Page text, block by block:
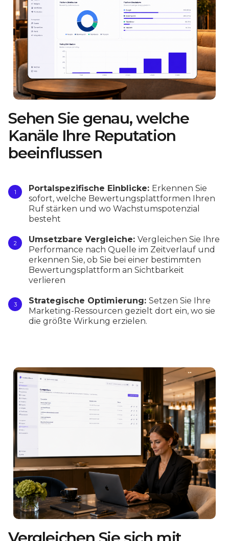
Sehen Sie genau, welche
Kanäle Ihre Reputation
beeinflussen
Portalspezifische Einblicke: Erkennen Sie
sofort, welche Bewertungsplattformen Ihren
Ruf stärken und wo Wachstumspotenzial
besteht
Umsetzbare Vergleiche: Vergleichen Sie Ihre
Performance nach Quelle im Zeitverlauf und
erkennen Sie, ob Sie bei einer bestimmten
Bewertungsplattform an Sichtbarkeit
verlieren
Strategische Optimierung: Setzen Sie Ihre
Marketing-Ressourcen gezielt dort ein, wo sie
die größte Wirkung erzielen.